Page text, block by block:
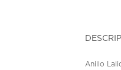
Anillo